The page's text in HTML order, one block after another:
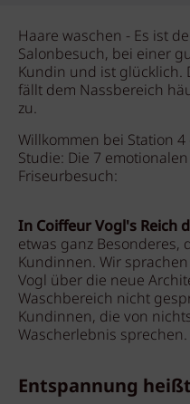
Haare waschen - Es ist
Salonbesuch, bei einer
Kundin und ist glücklich.
fällt dem Nassbereich
zu.
Willkommen bei Station 4
Studie: Die 7
Friseurbesuch:
In Coiffeur Vogl's Reich
etwas ganz Besonderes,
Kundinnen. Wir
Vogl über die neue
Waschbereich nicht
Kundinnen, die von
Wascherlebnis sprechen.
Entspannung